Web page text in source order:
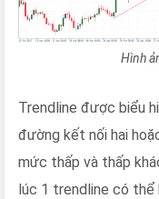
Hình
Trendline được biểu
đường kết nối hai
mức thấp và thấp
lúc 1 trendline có thể